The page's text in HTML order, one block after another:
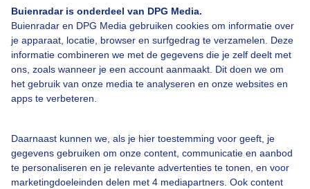
Buienradar is onderdeel van DPG Media.
Buienradar en DPG Media gebruiken cookies om informatie over
je apparaat, locatie, browser en surfgedrag te verzamelen. Deze
informatie combineren we met de gegevens die je zelf deelt met
ons, zoals wanneer je een account aanmaakt. Dit doen we om
het gebruik van onze media te analyseren en onze websites en
apps te verbeteren.
Daarnaast kunnen we, als je hier toestemming voor geeft, je
gegevens gebruiken om onze content, communicatie en aanbod
te personaliseren en je relevante advertenties te tonen, en voor
marketingdoeleinden delen met 4 mediapartners. Ook content
Een moment geduld aub...
Over Buienradar